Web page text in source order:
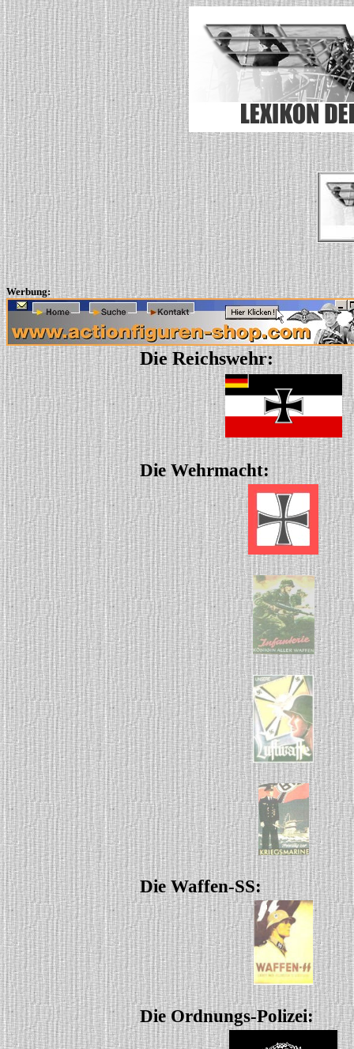
Werbung:
Die Reichswehr:
Die Wehrmacht:
Die Waffen-SS:
Die Ordnungs-Polizei: